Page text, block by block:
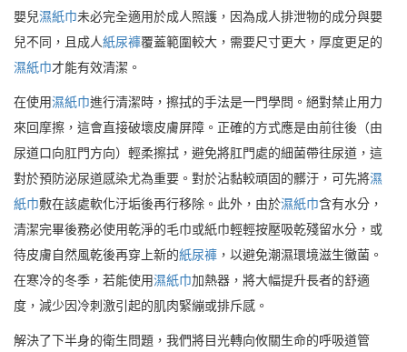
嬰兒濕紙巾未必完全適用於成人照護，因為成人排泄物的成分與嬰
兒不同，且成人紙尿褲覆蓋範圍較大，需要尺寸更大，厚度更足的
濕紙巾才能有效清潔。
在使用濕紙巾進行清潔時，擦拭的手法是一門學問。絕對禁止用力
來回摩擦，這會直接破壞皮膚屏障。正確的方式應是由前往後（由
尿道口向肛門方向）輕柔擦拭，避免將肛門處的細菌帶往尿道，這
對於預防泌尿道感染尤為重要。對於沾黏較頑固的髒汙，可先將濕
紙巾敷在該處軟化汙垢後再行移除。此外，由於濕紙巾含有水分，
清潔完畢後務必使用乾淨的毛巾或紙巾輕輕按壓吸乾殘留水分，或
待皮膚自然風乾後再穿上新的紙尿褲 ，以避免潮濕環境滋生黴菌。
在寒冷的冬季，若能使用濕紙巾加熱器，將大幅提升長者的舒適
度，減少因冷刺激引起的肌肉緊繃或排斥感。
解決了下半身的衛生問題，我們將目光轉向攸關生命的呼吸道管